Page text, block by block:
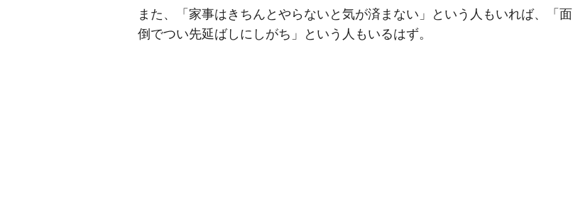
また、「家事はきちんとやらないと気が済まない」という人もいれば、「面
倒でつい先延ばしにしがち」という人もいるはず。